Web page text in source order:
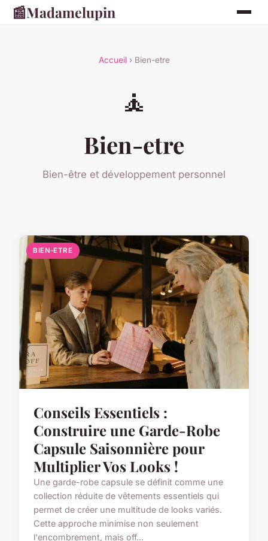
📰Madamelupin
Accueil› Bien-etre
🧘
Bien-etre
Bien-être et développement personnel
BIEN-ETRE
Conseils Essentiels :
Construire une Garde-Robe
Capsule Saisonnière pour
Multiplier Vos Looks !
Une garde-robe capsule se définit comme une
collection réduite de vêtements essentiels qui
permet de créer une multitude de looks variés.
Cette approche minimise non seulement
l'encombrement, mais off...